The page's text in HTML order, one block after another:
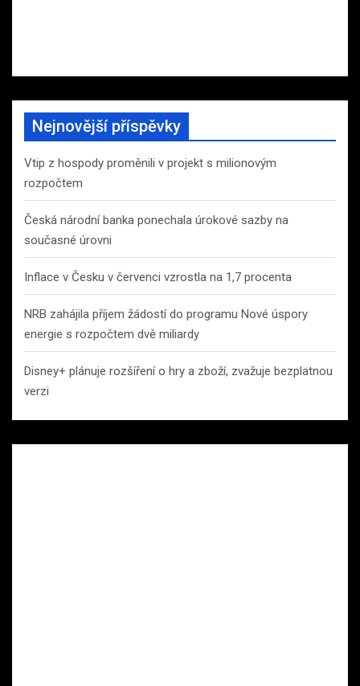
Nejnovější příspěvky
Vtip z hospody proměnili v projekt s milionovým
rozpočtem
Česká národní banka ponechala úrokové sazby na
současné úrovni
Inflace v Česku v červenci vzrostla na 1,7 procenta
NRB zahájila příjem žádostí do programu Nové úspory
energie s rozpočtem dvě miliardy
Disney+ plánuje rozšíření o hry a zboží, zvažuje bezplatnou
verzi